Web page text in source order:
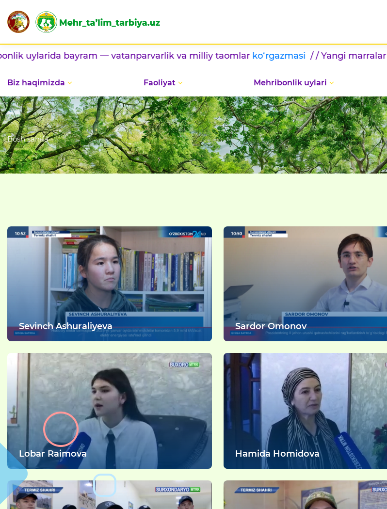
bayram — vatanparvarlik va milliy taomlarko‘rgazmasi/ / Yangi marralar sariqadam
Biz haqimizda Faoliyat Mehribonlik uylari
Bosh sahifa
Sevinch Ashuraliyeva Sardor Omonov
Lobar Raimova Hamida Homidova